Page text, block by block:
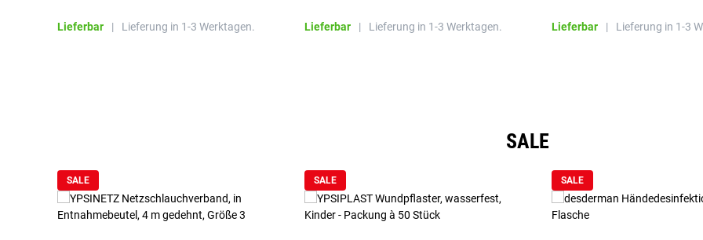
Lieferbar | Lieferung in 1-3 Werktagen. Lieferbar | Lieferung in 1-3 Werktagen. Lieferbar | Lieferung in 1-3
SALE
SALE SALE SALE